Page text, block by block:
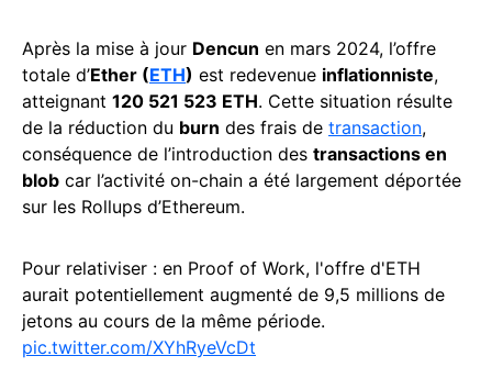
Après la mise à jour Dencun en mars 2024, l’offre
totale d’Ether (ETH) est redevenue inflationniste,
atteignant 120 521 523 ETH. Cette situation résulte
de la réduction du burn des frais de transaction,
conséquence de l’introduction des transactions en
blob car l’activité on-chain a été largement déportée
sur les Rollups d’Ethereum.
Pour relativiser : en Proof of Work, l'offre d'ETH
aurait potentiellement augmenté de 9,5 millions de
jetons au cours de la même période.
pic.twitter.com/XYhRyeVcDt